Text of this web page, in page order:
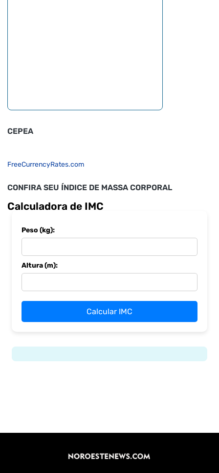
CEPEA
FreeCurrencyRates.com
CONFIRA SEU ÍNDICE DE MASSA CORPORAL
Calculadora de IMC
Peso (kg):
Altura (m):
Calcular IMC